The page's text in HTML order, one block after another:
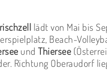
lädt von Mai bis
Beach-
und Thiersee
Richtung Oberaudorf